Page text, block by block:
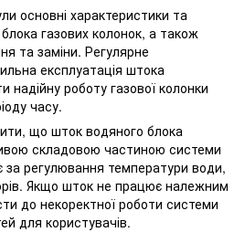
основні характеристики та
газових колонок, а також
та заміни. Регулярне
експлуатація штока
роботу газової колонки
часу.
що шток водяного блока
складовою частиною системи
за регулювання температури води,
Якщо шток не працює належним
до некоректної роботи системи
для користувачів.